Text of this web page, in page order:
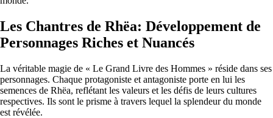
Les Chantres de Rhëa: Développement de
Personnages Riches et Nuancés
La véritable magie de « Le Grand Livre des Hommes » réside dans ses
personnages. Chaque protagoniste et antagoniste porte en lui les
semences de Rhëa, reflétant les valeurs et les défis de leurs cultures
respectives. Ils sont le prisme à travers lequel la splendeur du monde
est révélée.